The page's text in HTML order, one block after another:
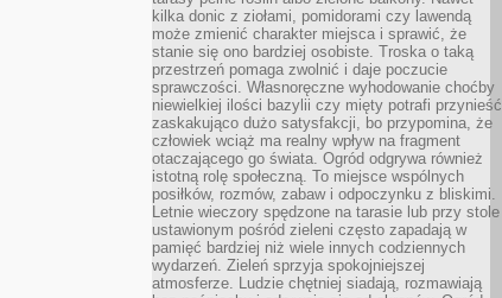
kilka donic z ziołami, pomidorami czy lawendą
może zmienić charakter miejsca i sprawić, że
stanie się ono bardziej osobiste. Troska o taką
przestrzeń pomaga zwolnić i daje poczucie
sprawczości. Własnoręczne wyhodowanie choćby
niewielkiej ilości bazylii czy mięty potrafi przynieść
zaskakująco dużo satysfakcji, bo przypomina, że
człowiek wciąż ma realny wpływ na fragment
otaczającego go świata. Ogród odgrywa również
istotną rolę społeczną. To miejsce wspólnych
posiłków, rozmów, zabaw i odpoczynku z bliskimi.
Letnie wieczory spędzone na tarasie lub przy stole
ustawionym pośród zieleni często zapadają w
pamięć bardziej niż wiele innych codziennych
wydarzeń. Zieleń sprzyja spokojniejszej
atmosferze. Ludzie chętniej siadają, rozmawiają